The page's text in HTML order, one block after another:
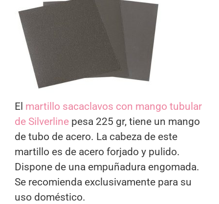
El martillo sacaclavos con mango tubular
de Silverline pesa 225 gr, tiene un mango
de tubo de acero. La cabeza de este
martillo es de acero forjado y pulido.
Dispone de una empuñadura engomada.
Se recomienda exclusivamente para su
uso doméstico.